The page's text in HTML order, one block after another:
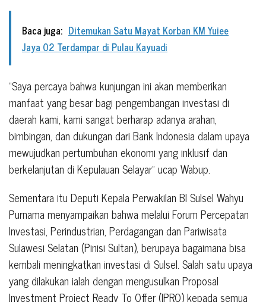
Baca juga: Ditemukan Satu Mayat Korban KM Yuiee
Jaya 02 Terdampar di Pulau Kayuadi
“Saya percaya bahwa kunjungan ini akan memberikan
manfaat yang besar bagi pengembangan investasi di
daerah kami, kami sangat berharap adanya arahan,
bimbingan, dan dukungan dari Bank Indonesia dalam upaya
mewujudkan pertumbuhan ekonomi yang inklusif dan
berkelanjutan di Kepulauan Selayar” ucap Wabup.
Sementara itu Deputi Kepala Perwakilan BI Sulsel Wahyu
Purnama menyampaikan bahwa melalui Forum Percepatan
Investasi, Perindustrian, Perdagangan dan Pariwisata
Sulawesi Selatan (Pinisi Sultan), berupaya bagaimana bisa
kembali meningkatkan investasi di Sulsel. Salah satu upaya
yang dilakukan ialah dengan mengusulkan Proposal
Investment Project Ready To Offer (IPRO) kepada semua